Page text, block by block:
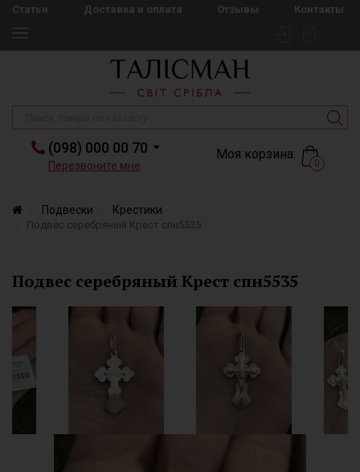
Статьи Доставка и оплата Отзывы Контакты
(098) 000 00 70
Перезвоните мне
Моя корзина:
0
Подвески Крестики
Подвес серебряный Крест спн5535
Подвес серебряный Крест спн5535